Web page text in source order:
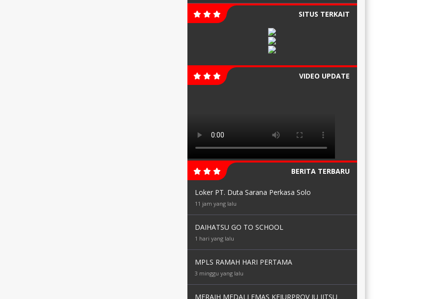
SITUS TERKAIT
VIDEO UPDATE
BERITA TERBARU
Loker PT. Duta Sarana Perkasa Solo
11 jam yang lalu
DAIHATSU GO TO SCHOOL
1 hari yang lalu
MPLS RAMAH HARI PERTAMA
3 minggu yang lalu
MERAIH MEDALI EMAS KEJURPROV JU JITSU